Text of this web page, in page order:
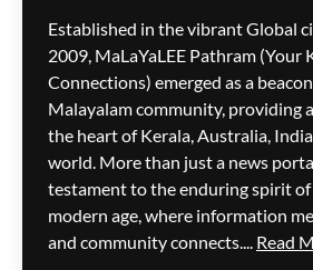
ഗീത ദാസ്‌ 4
ജീവനക്കാരുടെ
സിഡ്നി
നൂറിലധികം
വൈകി
Established in the vibrant Global
2009, MaLaYaLEE Pathram (Your
Connections) emerged as a
Malayalam community, providing
the heart of Kerala, Australia,
world. More than just a news
testament to the enduring spirit
modern age, where information
and community connects.... Read